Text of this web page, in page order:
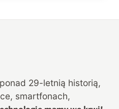
29-letnią historią,
smartfonach,